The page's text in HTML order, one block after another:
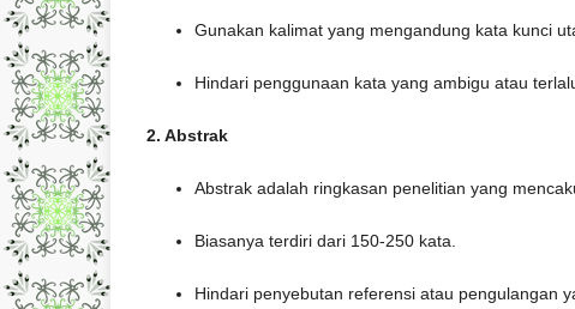
Gunakan kalimat yang mengandung kata kunci
Hindari penggunaan kata yang ambigu atau
2. Abstrak
Abstrak adalah ringkasan penelitian yang
Biasanya terdiri dari 150-250 kata.
Hindari penyebutan referensi atau pengulangan